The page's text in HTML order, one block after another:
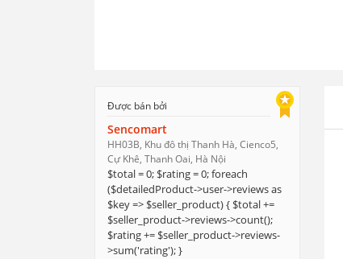
Được bán bởi
Sencomart
HH03B, Khu đô thị Thanh Hà, Cienco5,
Cự Khê, Thanh Oai, Hà Nội
$total = 0; $rating = 0; foreach
($detailedProduct->user->reviews as
$key => $seller_product) { $total +=
$seller_product->reviews->count();
$rating += $seller_product->reviews-
>sum('rating'); }